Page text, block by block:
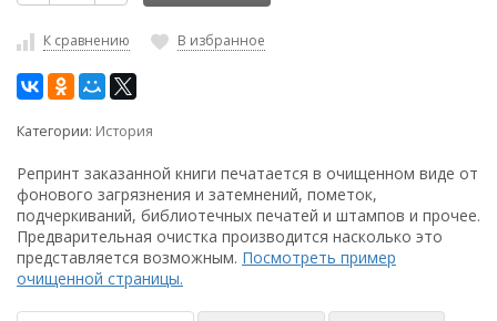
К сравнению В избранное
Категории: История
Репринт заказанной книги печатается в очищенном виде от
фонового загрязнения и затемнений, пометок,
подчеркиваний, библиотечных печатей и штампов и прочее.
Предварительная очистка производится насколько это
представляется возможным. Посмотреть пример
очищенной страницы.